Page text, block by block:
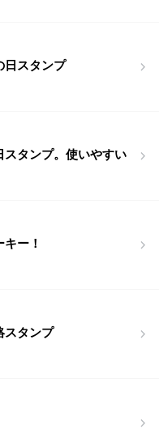
日スタンプ
タンプ。使いやすい
ー！
スタンプ